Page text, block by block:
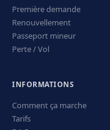
Première demande
Renouvellement
Passeport mineur
Perte / Vol
INFORMATIONS
Comment ça marche
Tarifs